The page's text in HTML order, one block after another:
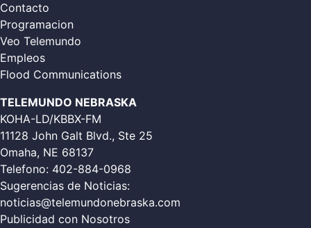
Contacto
Programacion
Veo Telemundo
Empleos
Flood Communications
TELEMUNDO NEBRASKA
KOHA-LD/KBBX-FM
11128 John Galt Blvd., Ste 25
Omaha, NE 68137
Telefono: 402-884-0968
Sugerencias de Noticias:
noticias@telemundonebraska.com
Publicidad con Nosotros